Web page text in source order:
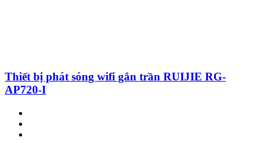
Thiết bị phát sóng wifi gắn trần RUIJIE RG-
AP720-I